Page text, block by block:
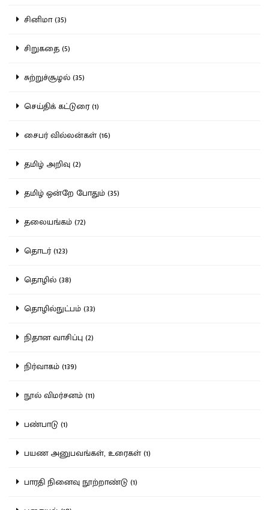
சினிமா (35)
சிறுகதை (5)
சுற்றுச்சூழல் (35)
செய்திக் கட்டுரை (1)
சைபர் வில்லன்கள் (16)
தமிழ் அறிவு (2)
தமிழ் ஒன்றே போதும் (35)
தலையங்கம் (72)
தொடர் (123)
தொழில் (38)
தொழில்நுட்பம் (33)
நிதான வாசிப்பு (2)
நிர்வாகம் (139)
நூல் விமர்சனம் (11)
பண்பாடு (1)
பயண அனுபவங்கள், உரைகள் (1)
பாரதி நினைவு நூற்றாண்டு (1)